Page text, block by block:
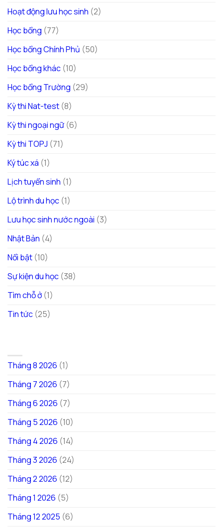
Hoạt động lưu học sinh (2)
Học bổng (77)
Học bổng Chính Phủ (50)
Học bổng khác (10)
Học bổng Trường (29)
Kỳ thi Nat-test (8)
Kỳ thi ngoại ngữ (6)
Kỳ thi TOPJ (71)
Ký túc xá (1)
Lịch tuyển sinh (1)
Lộ trình du học (1)
Lưu học sinh nước ngoài (3)
Nhật Bản (4)
Nổi bật (10)
Sự kiện du học (38)
Tìm chỗ ở (1)
Tin tức (25)
Tháng 8 2026 (1)
Tháng 7 2026 (7)
Tháng 6 2026 (7)
Tháng 5 2026 (10)
Tháng 4 2026 (14)
Tháng 3 2026 (24)
Tháng 2 2026 (12)
Tháng 1 2026 (5)
Tháng 12 2025 (6)